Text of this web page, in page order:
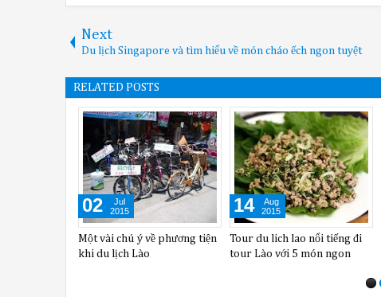
Next
Du lịch Singapore và tìm hiểu về món cháo ếch ngon tuyệt
RELATED POSTS
Thưởng thức ẩm thực Lào với
5 món ăn nổi tiếng
28
Jul
2015
Du lịch Lào 4 ngày khám phá
Viêng Chăn-Luông Pha Băng
06
Aug
2015